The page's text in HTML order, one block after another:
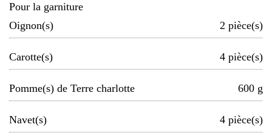
Pour la garniture
Oignon(s)
2 pièce(s)
Carotte(s) 4 pièce(s)
Pomme(s) de Terre charlotte 600 g
Navet(s) 4 pièce(s)